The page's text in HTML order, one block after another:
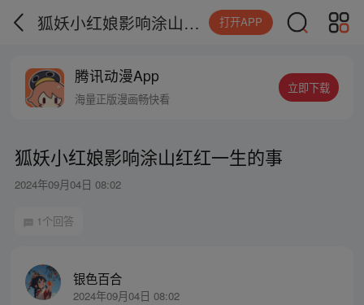
狐妖小红娘影响涂山红红一生的事 打开APP
腾讯动漫App
海量正版漫画畅快看
立即下载
狐妖小红娘影响涂山红红一生的事
2024年09月04日 08:02
1个回答
银色百合
2024年09月04日 08:02